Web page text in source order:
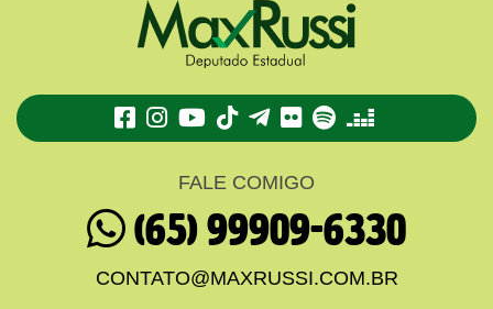
TikTokTelegram
FlickrSpotifyDeezer
FALE COMIGO
(65) 99909-6330
CONTATO@MAXRUSSI.COM.BR